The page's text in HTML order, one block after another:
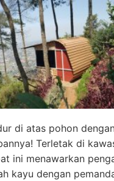
di atas pohon
Terletak di
ini menawarkan
kayu dengan